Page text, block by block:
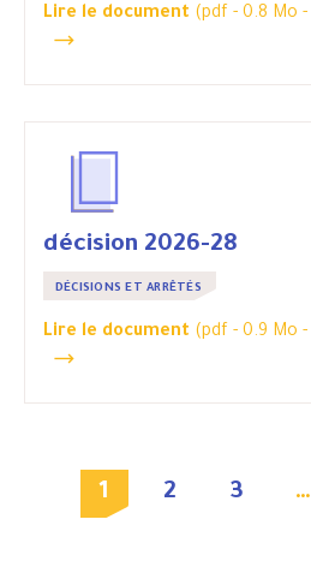
Lire le document (pdf - 0.8 Mo -
décision 2026-28
DÉCISIONS ET ARRÊTÉS
Lire le document (pdf - 0.9 Mo -
1 2 3 …